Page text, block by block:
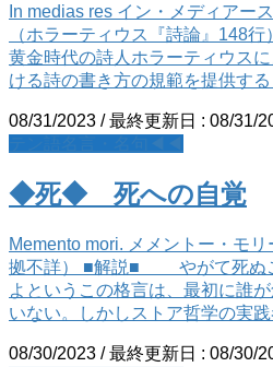
In medias res イン・メディアー
（ホラーティウス『詩論』148
黄金時代の詩人ホラーティウス
ける詩の書き方の規範を提供す
08/31/2023 / 最終更新日 : 08/31/
◆死◆ 死への自覚
Memento mori. メメントー・モ
拠不詳） ■解説■ やがて死ぬ
よというこの格言は、最初に誰
いない。しかしストア哲学の実
08/30/2023 / 最終更新日 : 08/30/